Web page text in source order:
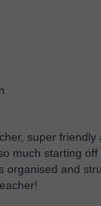
super friendly
much starting
organised and